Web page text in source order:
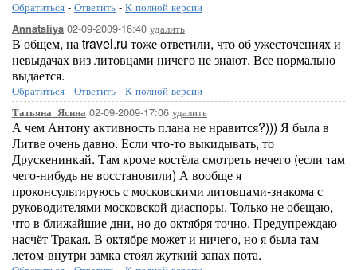
Обратиться - Ответить - К полной версии
Annataliya 02-09-2009-16:40 удалить
В общем, на travel.ru тоже ответили, что об ужесточениях и
невыдачах виз литовцами ничего не знают. Все нормально
выдается.
Обратиться - Ответить - К полной версии
Татьяна_Ясина 02-09-2009-17:06 удалить
А чем Антону активность плана не нравится?))) Я была в
Литве очень давно. Если что-то выкидывать, то
Друскенинкай. Там кроме костёла смотреть нечего (если там
чего-нибудь не восстановили) А вообще я
проконсультируюсь с московскими литовцами-знакома с
руководителями московской диаспоры. Только не обещаю,
что в ближайшие дни, но до октября точно. Предупреждаю
насчёт Тракая. В октябре может и ничего, но я была там
летом-внутри замка стоял жуткий запах пота.